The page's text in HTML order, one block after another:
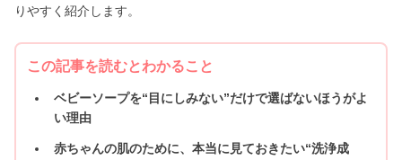
りやすく紹介します。
この記事を読むとわかること
ベビーソープを“目にしみない”だけで選ばないほうがよ
い理由
赤ちゃんの肌のために、本当に見ておきたい“洗浄成